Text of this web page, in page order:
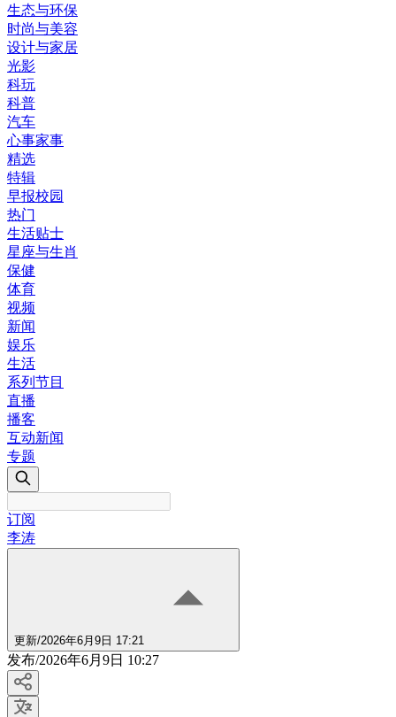
生态与环保
时尚与美容
设计与家居
光影
科玩
科普
汽车
心事家事
精选
特辑
早报校园
热门
生活贴士
星座与生肖
保健
体育
视频
新闻
娱乐
生活
系列节目
直播
播客
互动新闻
专题
订阅
李涛
更新/2026年6月9日 17:21
发布/2026年6月9日 10:27